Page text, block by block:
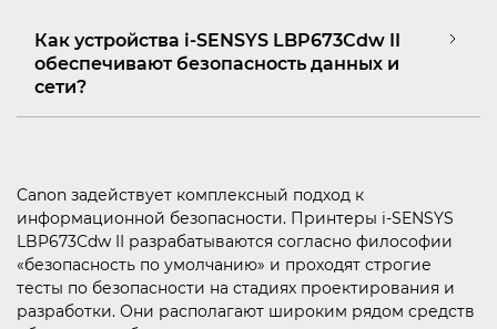
Как устройства i-SENSYS LBP673Cdw II
обеспечивают безопасность данных и
сети?
Canon задействует комплексный подход к
информационной безопасности. Принтеры i-SENSYS
LBP673Cdw II разрабатываются согласно философии
«безопасность по умолчанию» и проходят строгие
тесты по безопасности на стадиях проектирования и
разработки. Они располагают широким рядом средств